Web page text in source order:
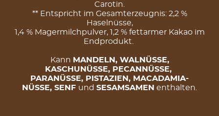
Carotin.
** Entspricht im Gesamterzeugnis: 2,2 %
Haselnüsse,
1,4 % Magermilchpulver, 1,2 % fettarmer Kakao im
Endprodukt.
Kann MANDELN, WALNÜSSE,
KASCHUNÜSSE, PECANNÜSSE,
PARANÜSSE, PISTAZIEN, MACADAMIA-
NÜSSE, SENF und SESAMSAMEN enthalten.